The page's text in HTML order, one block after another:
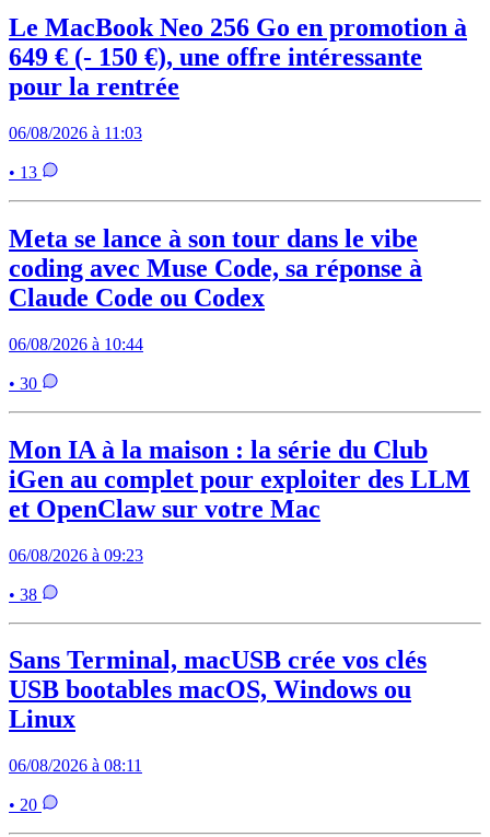
Le MacBook Neo 256 Go en promotion à
649 € (- 150 €), une offre intéressante
pour la rentrée
06/08/2026 à 11:03
• 13
Meta se lance à son tour dans le vibe
coding avec Muse Code, sa réponse à
Claude Code ou Codex
06/08/2026 à 10:44
• 30
Mon IA à la maison : la série du Club
iGen au complet pour exploiter des LLM
et OpenClaw sur votre Mac
06/08/2026 à 09:23
• 38
Sans Terminal, macUSB crée vos clés
USB bootables macOS, Windows ou
Linux
06/08/2026 à 08:11
• 20